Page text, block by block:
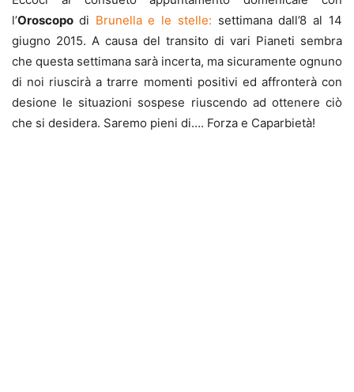
l’Oroscopo di Brunella e le stelle: settimana dall’8 al 14
giugno 2015. A causa del transito di vari Pianeti sembra
che questa settimana sarà incerta, ma sicuramente ognuno
di noi riuscirà a trarre momenti positivi ed affronterà con
desione le situazioni sospese riuscendo ad ottenere ciò
che si desidera. Saremo pieni di…. Forza e Caparbietà!